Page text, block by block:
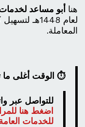
هنا أبو مساعد
لعام 1448هـ
المعاملة.
⏱️ الوقت أغلى ما
للتواصل عبر
اضغط هنا
للخدمات